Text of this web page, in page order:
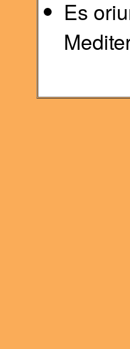
Es